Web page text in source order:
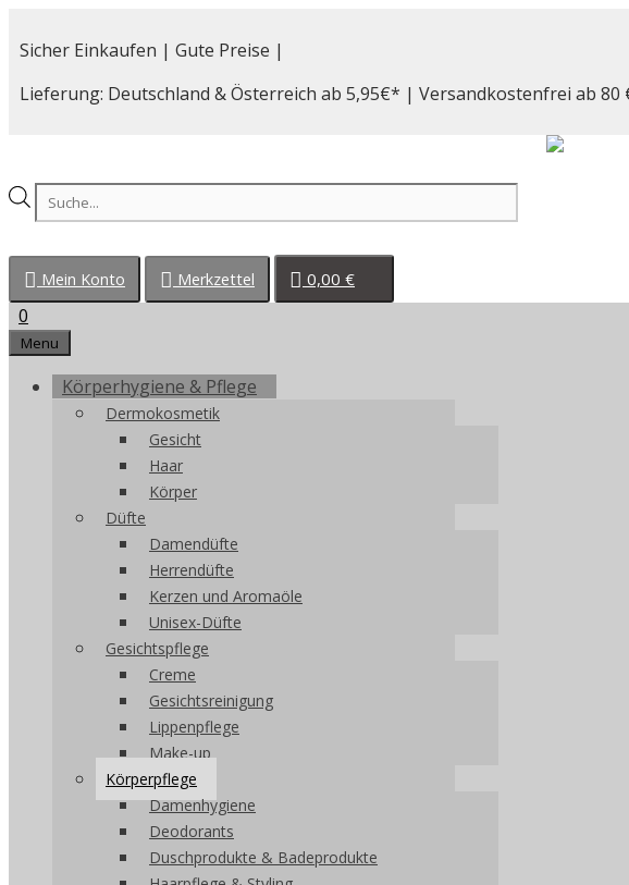
Inhalt
Sicher Einkaufen | Gute Preise |
Lieferung: Deutschland & Österreich ab 5,95€* | Versandkostenfrei ab
Products
search
Mein Konto Merkzettel 0,00 €
0
Menu
Körperhygiene & Pflege
Dermokosmetik
Gesicht
Haar
Körper
Düfte
Damendüfte
Herrendüfte
Kerzen und Aromaöle
Unisex-Düfte
Gesichtspflege
Creme
Gesichtsreinigung
Lippenpflege
Make-up
Körperpflege
Damenhygiene
Deodorants
Duschprodukte & Badeprodukte